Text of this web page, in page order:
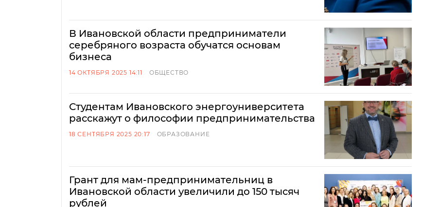
В Ивановской области предприниматели
серебряного возраста обучатся основам
бизнеса
14 ОКТЯБРЯ 2025 14:11 ОБЩЕСТВО
Студентам Ивановского энергоуниверситета
расскажут о философии предпринимательства
18 СЕНТЯБРЯ 2025 20:17 ОБРАЗОВАНИЕ
Грант для мам-предпринимательниц в
Ивановской области увеличили до 150 тысяч
рублей